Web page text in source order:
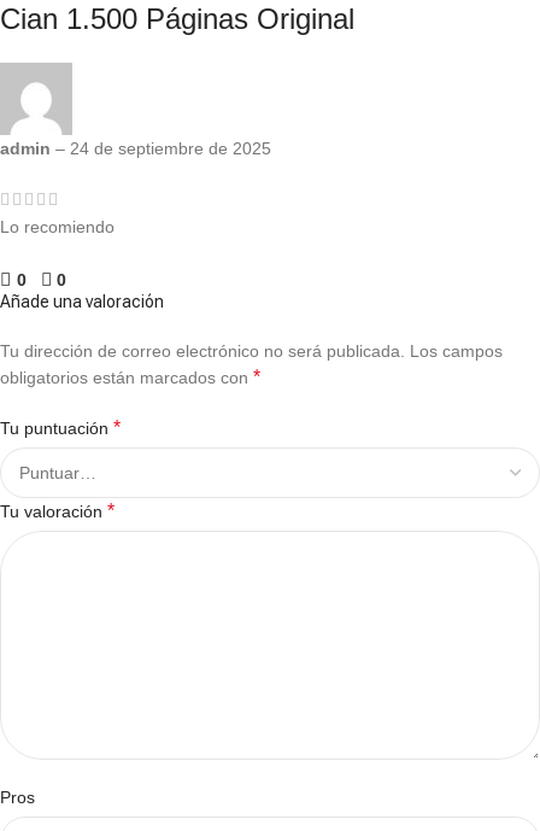
Cian 1.500 Páginas Original
admin – 24 de septiembre de 2025
Lo recomiendo
0
0
Añade una valoración
Tu dirección de correo electrónico no será publicada. Los campos
obligatorios están marcados con *
Tu puntuación *
Tu valoración *
Pros